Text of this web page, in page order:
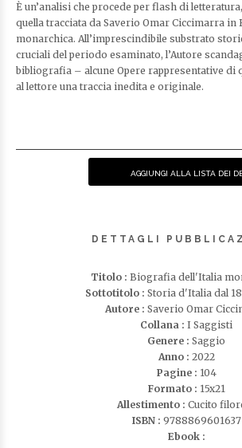
È un’analisi che procede per flash di
quella tracciata da Saverio Omar Ciccimarra in
monarchica. All’imprescindibile substrato
cruciali del periodo esaminato, l’Autore
bibliografia – alcune Opere rappresentative di
al lettore una traccia inedita e originale.
AGGIUNGI ALLA LISTA DEI
DETTAGLI
Titolo : Biografia dell'Italia
Sottotitolo : Storia d'Italia dal
Autore : Saverio Omar
Collana : I Saggisti
Genere : Saggio
Anno : 2022
Pagine : 104
Formato : 15x21
Allestimento : Cucito
ISBN : 9788869601637
Ebook :